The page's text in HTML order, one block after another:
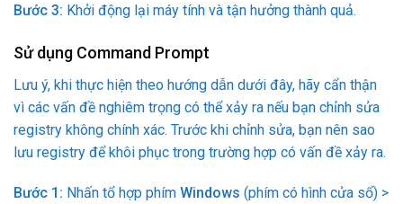
Bước 3: Khởi động lại máy tính và tận hưởng thành quả.
Sử dụng Command Prompt
Lưu ý, khi thực hiện theo hướng dẫn dưới đây, hãy cẩn thận
vì các vấn đề nghiêm trọng có thể xảy ra nếu bạn chỉnh sửa
registry không chính xác. Trước khi chỉnh sửa, bạn nên sao
lưu registry để khôi phục trong trường hợp có vấn đề xảy ra.
Bước 1: Nhấn tổ hợp phím Windows (phím có hình cửa sổ) >